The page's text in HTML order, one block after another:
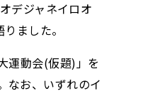
デジャネイロオ
ました。
運動会(仮題)」を
なお、いずれのイ